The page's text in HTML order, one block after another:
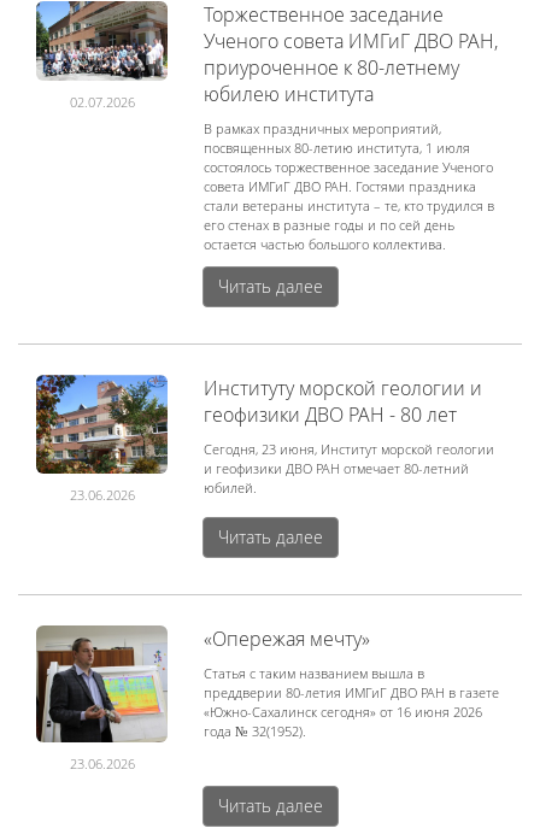
02.07.2026
Торжественное заседание
Ученого совета ИМГиГ ДВО РАН,
приуроченное к 80-летнему
юбилею института
В рамках праздничных мероприятий,
посвященных 80-летию института, 1 июля
состоялось торжественное заседание Ученого
совета ИМГиГ ДВО РАН. Гостями праздника
стали ветераны института – те, кто трудился в
его стенах в разные годы и по сей день
остается частью большого коллектива.
Читать далее
23.06.2026
Институту морской геологии и
геофизики ДВО РАН - 80 лет
Сегодня, 23 июня, Институт морской геологии
и геофизики ДВО РАН отмечает 80-летний
юбилей.
Читать далее
23.06.2026
«Опережая мечту»
Статья с таким названием вышла в
преддверии 80-летия ИМГиГ ДВО РАН в газете
«Южно-Сахалинск сегодня» от 16 июня 2026
года № 32(1952).
Читать далее